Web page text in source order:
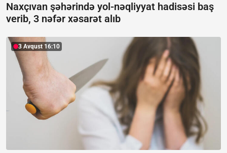
Naxçıvan şəhərində yol-nəqliyyat hadisəsi baş
verib, 3 nəfər xəsarət alıb
3 Avqust 16:10